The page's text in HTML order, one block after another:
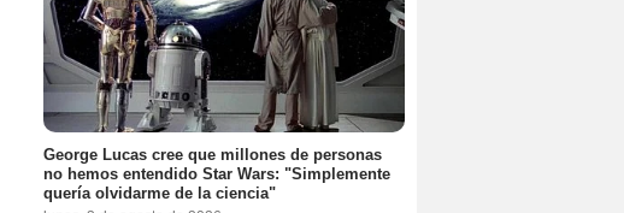
George Lucas cree que millones de personas
no hemos entendido Star Wars: "Simplemente
quería olvidarme de la ciencia"